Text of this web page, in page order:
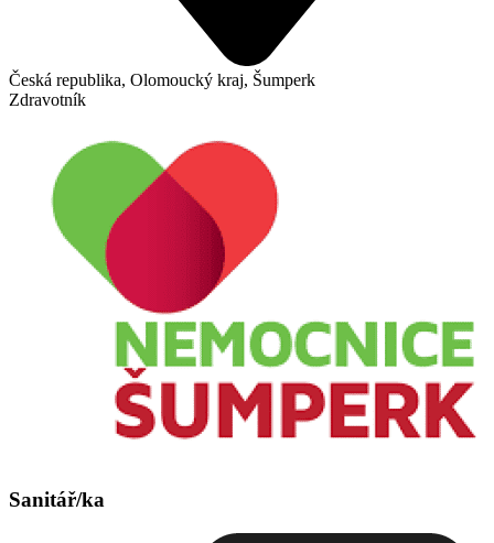
Česká republika, Olomoucký kraj, Šumperk
Zdravotník
Sanitář/ka